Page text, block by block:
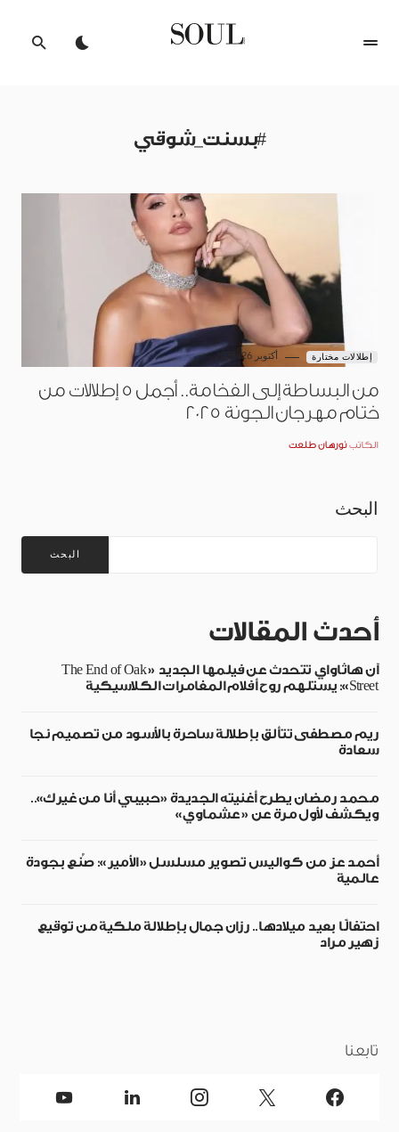
#بسنت_شوقي
إطلالات مختارة أكتوبر 26, 2025
من البساطة إلى الفخامة.. أجمل 5 إطلالات من
ختام مهرجان الجونة 2025
الكاتب نورهان طلعت
البحث
البحث
أحدث المقالات
آن هاثاواي تتحدث عن فيلمها الجديد «The End of Oak
Street»: يستلهم روح أفلام المغامرات الكلاسيكية
ريم مصطفى تتألق بإطلالة ساحرة بالأسود من تصميم نجا
سعادة
محمد رمضان يطرح أغنيته الجديدة «حبيبي أنا من غيرك»..
ويكشف لأول مرة عن «عشماوي»
أحمد عز من كواليس تصوير مسلسل «الأمير»: صُنع بجودة
عالمية
احتفالًا بعيد ميلادها.. رزان جمال بإطلالة ملكية من توقيع
زهير مراد
تابعنا